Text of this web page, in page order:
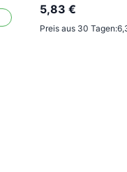
5,83 €
Preis aus 30 Tagen: